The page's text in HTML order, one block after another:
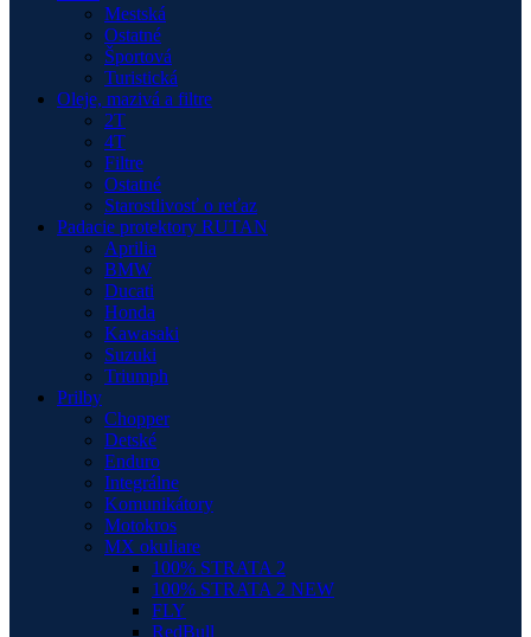
Mestská
Ostatné
Športová
Turistická
Oleje, mazivá a filtre
2T
4T
Filtre
Ostatné
Starostlivosť o reťaz
Padacie protektory RUTAN
Aprilia
BMW
Ducati
Honda
Kawasaki
Suzuki
Triumph
Prilby
Chopper
Detské
Enduro
Integrálne
Komunikátory
Motokros
MX okuliare
100% STRATA 2
100% STRATA 2 NEW
FLY
RedBull